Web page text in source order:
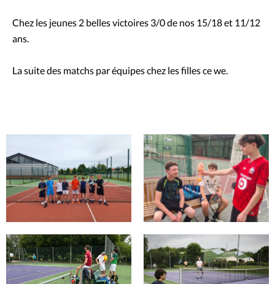
Chez les jeunes 2 belles victoires 3/0 de nos 15/18 et 11/12
ans.
La suite des matchs par équipes chez les filles ce we.